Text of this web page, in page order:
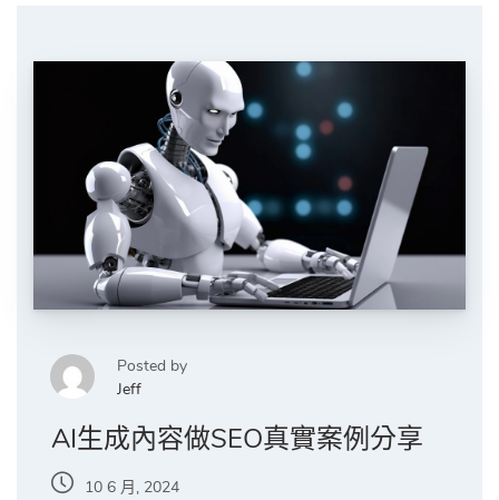
Posted by
Jeff
AI生成內容做SEO真實案例分享
10 6 月, 2024